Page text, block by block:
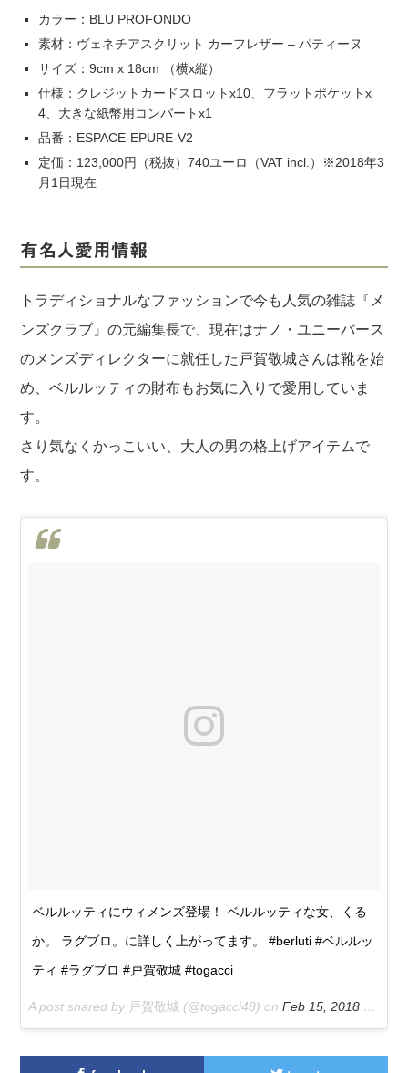
カラー：BLU PROFONDO
素材：ヴェネチアスクリット カーフレザー – パティーヌ
サイズ：9cm x 18cm （横x縦）
仕様：クレジットカードスロットx10、フラットポケットx
4、大きな紙幣用コンバートx1
品番：ESPACE-EPURE-V2
定価：123,000円（税抜）740ユーロ（VAT incl.）※2018年3
月1日現在
有名人愛用情報
トラディショナルなファッションで今も人気の雑誌『メ
ンズクラブ』の元編集長で、現在はナノ・ユニーバース
のメンズディレクターに就任した戸賀敬城さんは靴を始
め、ベルルッティの財布もお気に入りで愛用していま
す。
さり気なくかっこいい、大人の男の格上げアイテムで
す。
ベルルッティにウィメンズ登場！ ベルルッティな女、くる
か。 ラグブロ。に詳しく上がってます。 #berluti #ベルルッ
ティ #ラグブロ #戸賀敬城 #togacci
A post shared by 戸賀敬城 (@togacci48) onFeb 15, 2018 at 4:36pm PST